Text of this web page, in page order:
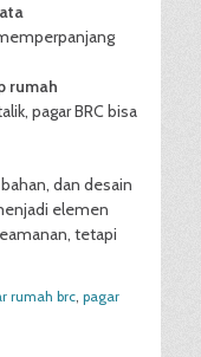
rumah
pagar BRC bisa
dan desain
elemen
tetapi
rumah brc, pagar